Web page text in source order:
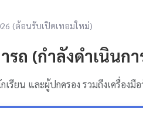
(ต้อนรับเปิดเทอมใหม่)
ถ (กำลังดำเนินกา
รียน และผู้ปกครอง รวมถึงเครื่องมื